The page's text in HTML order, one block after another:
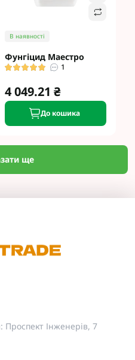
В наявності
Фунгіцид Маестро
1
4 049.21 ₴
До кошика
ще
Інженерів, 7